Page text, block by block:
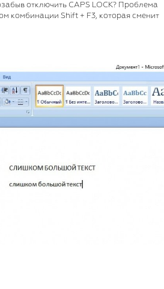
отключить CAPS LOCK? Проблема
комбинации Shift + F3, которая сменит